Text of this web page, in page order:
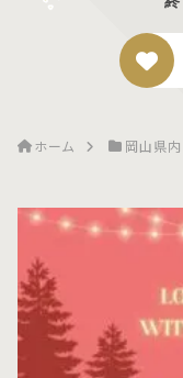
ホーム 岡山県